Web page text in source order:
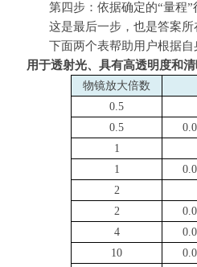
第四步：依据确定的“量程”
这是最后一步，也是答案
下面两个表帮助用户根据
用于透射光、具有高透明度和
物镜放大倍数
0.5
0.5
1
1
2
2
4
10